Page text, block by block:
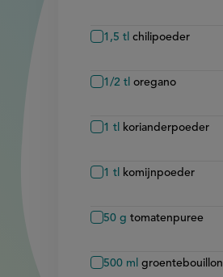
1,5 tl chilipoeder
1/2 tl oregano
1 tl korianderpoeder
1 tl komijnpoeder
50 g tomatenpuree
500 ml groentebouillon